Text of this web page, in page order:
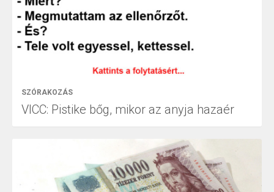
SZÓRAKOZÁS
VICC: Pistike bőg, mikor az anyja hazaér